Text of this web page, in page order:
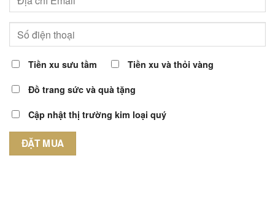
Tiền xu sưu tầm Tiền xu và thỏi vàng
Đồ trang sức và quà tặng
Cập nhật thị trường kim loại quý